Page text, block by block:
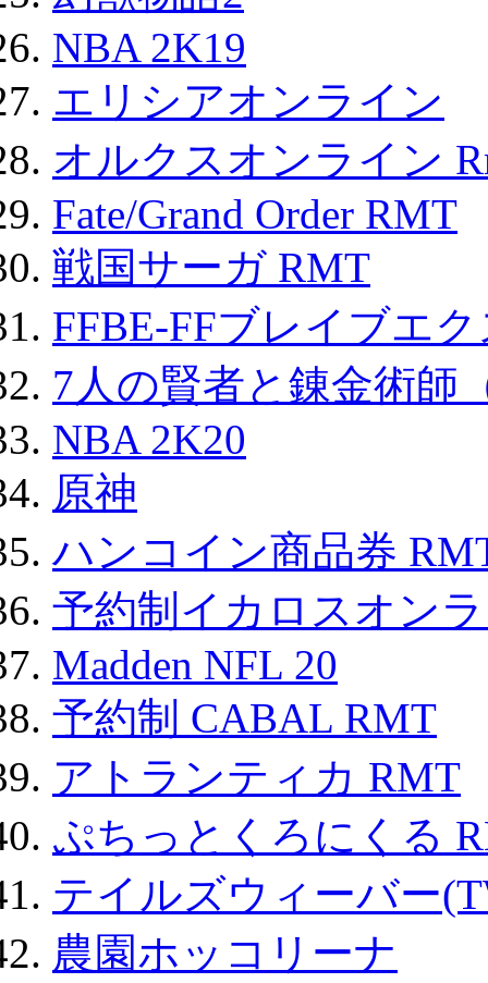
NBA 2K19
エリシアオンライン
オルクスオンライン
Fate/Grand Order RMT
戦国サーガ RMT
FFBE-FFブレイブエ
7人の賢者と錬金術師
NBA 2K20
原神
ハンコイン商品券
予約制イカロスオン
Madden NFL 20
予約制 CABAL RMT
アトランティカ RMT
ぷちっとくろにくる
テイルズウィーバー
農園ホッコリーナ